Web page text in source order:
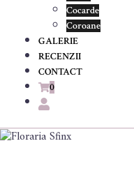
Cocarde
Coroane
GALERIE
RECENZII
CONTACT
0